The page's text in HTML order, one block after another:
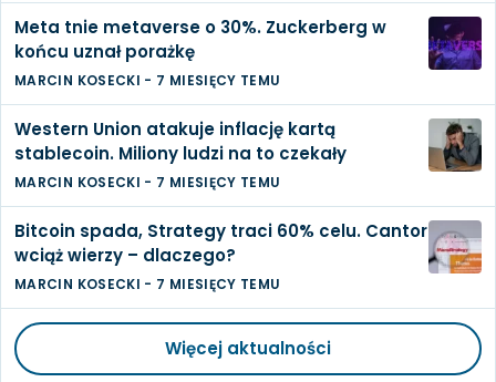
Meta tnie metaverse o 30%. Zuckerberg w
końcu uznał porażkę
MARCIN KOSECKI - 7 MIESIĘCY TEMU
Western Union atakuje inflację kartą
stablecoin. Miliony ludzi na to czekały
MARCIN KOSECKI - 7 MIESIĘCY TEMU
Bitcoin spada, Strategy traci 60% celu. Cantor
wciąż wierzy – dlaczego?
MARCIN KOSECKI - 7 MIESIĘCY TEMU
Więcej aktualności